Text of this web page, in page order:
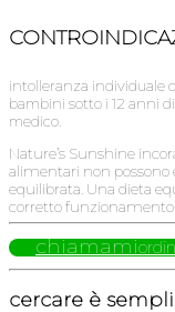
intolleranza individuale
bambini sotto i 12 anni
medico.
Nature’s Sunshine
alimentari non possono
equilibrata. Una dieta
corretto funzionamento
chiamami
cercare è